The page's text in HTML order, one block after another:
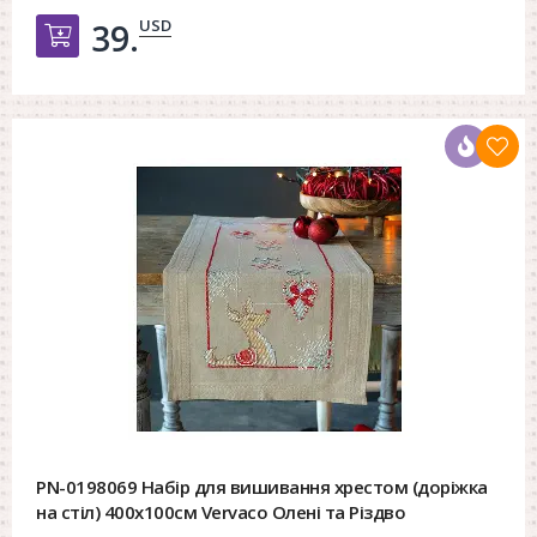
Добавить в корзину
39.USD
PN-0198069 Набір для вишивання хрестом (доріжка
на стіл) 400х100см Vervaco Олені та Різдво